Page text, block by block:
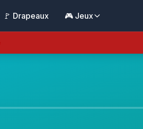
🚩 Drapeaux 🎮 Jeux